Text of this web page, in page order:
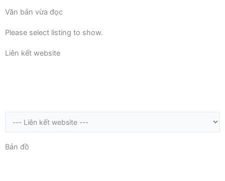
Văn bản vừa đọc
Please select listing to show.
Liên kết website
Bản đồ